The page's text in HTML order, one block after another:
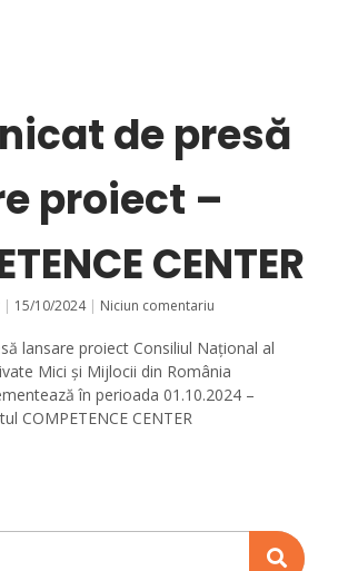
de presă
proiect –
CENTER
15/10/2024 Niciun comentariu
lansare proiect Consiliul Național al
Mici și Mijlocii din România
în perioada 01.10.2024 –
COMPETENCE CENTER